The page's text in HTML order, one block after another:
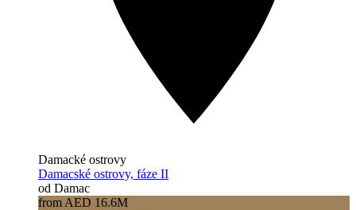
Damacké ostrovy
Damacské ostrovy, fáze II
od Damac
from AED 16.6M